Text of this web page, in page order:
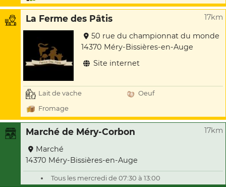
La Ferme des Pâtis 17km
50 rue du championnat du monde
14370 Méry-Bissières-en-Auge
Site internet
Lait de vache
Oeuf
Fromage
Marché de Méry-Corbon 17km
Marché
14370 Méry-Bissières-en-Auge
Tous les mercredi de 07:30 à 13:00